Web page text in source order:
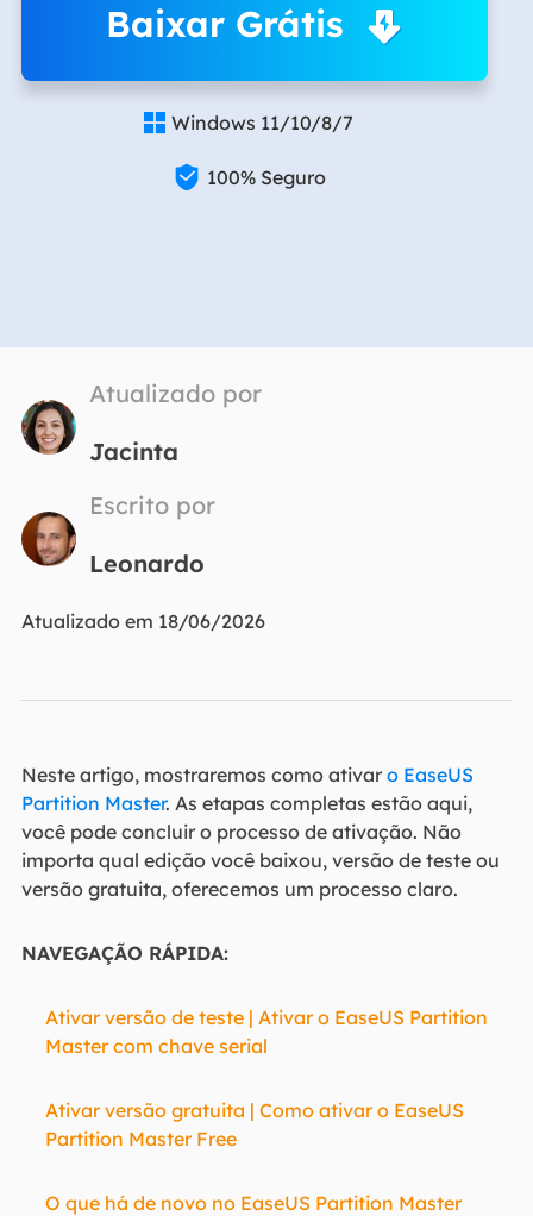
Baixar Grátis
 Windows 11/10/8/7
 100% Seguro
Atualizado por
Jacinta
Escrito por
Leonardo
Atualizado em 18/06/2026
Neste artigo, mostraremos como ativar o EaseUS
Partition Master. As etapas completas estão aqui,
você pode concluir o processo de ativação. Não
importa qual edição você baixou, versão de teste ou
versão gratuita, oferecemos um processo claro.
NAVEGAÇÃO RÁPIDA:
Ativar versão de teste | Ativar o EaseUS Partition
Master com chave serial
Ativar versão gratuita | Como ativar o EaseUS
Partition Master Free
O que há de novo no EaseUS Partition Master